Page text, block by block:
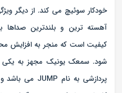
خودکار سوئیچ می کند. از دیگر
آهسته ترین و بلندترین صداها
کیفیت است که منجر به افزایش
شود. سمعک یونیک مجهز به یکی